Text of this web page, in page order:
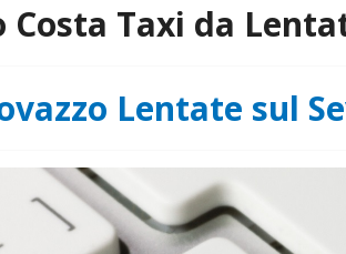
Costa Taxi da
Lentate sul